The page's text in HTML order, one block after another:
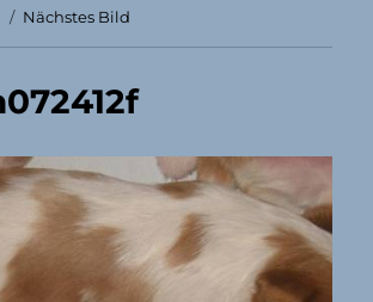
Nächstes Bild